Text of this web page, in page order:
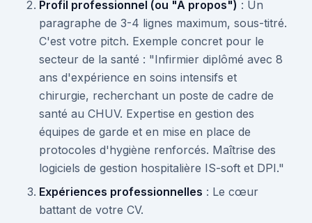
Profil professionnel (ou "À propos") : Un
paragraphe de 3-4 lignes maximum, sous-titré.
C'est votre pitch. Exemple concret pour le
secteur de la santé : "Infirmier diplômé avec 8
ans d'expérience en soins intensifs et
chirurgie, recherchant un poste de cadre de
santé au CHUV. Expertise en gestion des
équipes de garde et en mise en place de
protocoles d'hygiène renforcés. Maîtrise des
logiciels de gestion hospitalière IS-soft et DPI."
Expériences professionnelles : Le cœur
battant de votre CV.